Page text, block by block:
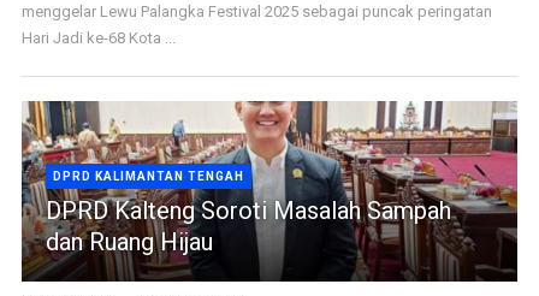
menggelar Lewu Palangka Festival 2025 sebagai puncak peringatan
Hari Jadi ke-68 Kota ...
DPRD KALIMANTAN TENGAH
DPRD Kalteng Soroti Masalah Sampah
dan Ruang Hijau